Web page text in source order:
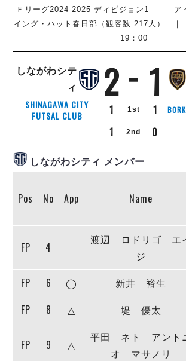
チケット
メディア情報
その他
順位表
戦績表
警告・退場・出場停止選手
個人ランキング｜シュート
個人ランキング｜シュート成功率
個人ランキング｜第2PK
メットライフ生命Ｆ２リーグ
試合日程
戦績表
個人ランキング｜ゴール
個人ランキング｜シュート
個人ランキング｜シュート成功率
個人ランキング｜第2PK
メットライフ生命Ｆリーグカッ
試合日程・結果
バルドラール浦安
フウガドールすみだ
しながわシティ
立川アスレティックFC
ペスカドーラ町田
名古屋オーシャンズ
ボルクバレット北九州
メットライフ生命Ｆ２リーグ
マルバ水戸FC
リガーレヴィア葛飾
ヴィンセドール白山
チケットを買う TICKET
アリーナ情報
リーグ概要 ABOUT US
日本フットサルリーグについて
リーグ要項
アリーナ観戦マナー&ルール
Ｆリーグカップ 試合記録
記念ゴール
01
Ｆリーグ2024-2025 ディビジョン1
｜ ア
イング・ハット春日部（観客数 217人）
19：00
しながわシテ
ィ
2 1
SHINAGAWA CITY
FUTSAL CLUB
1 1st 1
1 2nd 0
しながわシティ メンバー
Pos No App Name
FP 4
渡辺 ロドリゴ エ
ジ
FP
6 ◯ 新井 裕生
FP
8 △ 堤 優太
FP 9 △
平田 ネト アント
オ マサノリ